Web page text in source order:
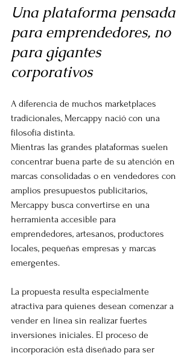
Una plataforma pensada
para emprendedores, no
para gigantes
corporativos
A diferencia de muchos marketplaces
tradicionales, Mercappy nació con una
filosofía distinta.
Mientras las grandes plataformas suelen
concentrar buena parte de su atención en
marcas consolidadas o en vendedores con
amplios presupuestos publicitarios,
Mercappy busca convertirse en una
herramienta accesible para
emprendedores, artesanos, productores
locales, pequeñas empresas y marcas
emergentes.
La propuesta resulta especialmente
atractiva para quienes desean comenzar a
vender en línea sin realizar fuertes
inversiones iniciales. El proceso de
incorporación está diseñado para ser